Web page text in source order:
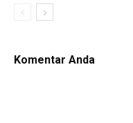
Komentar Anda